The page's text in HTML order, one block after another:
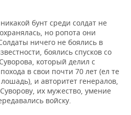
бунт среди солдат не
но ропота они
ничего не боялись в
боялись спусков со
который делил с
в свои почти 70 лет (ел те
и авторитет генералов,
их мужество, умение
войску.